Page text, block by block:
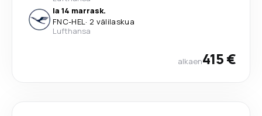
la 14 marrask.
FNC-HEL· 2 välilaskua
Lufthansa
alkaen415 €